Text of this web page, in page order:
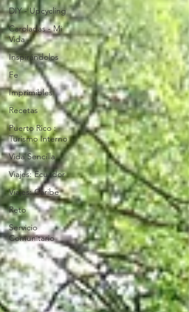
DIY - Upcycling
Caroladas - Mi
Vida
Inspirándolos
Fe
Imprimibles
Recetas
Puerto Rico :
Turismo Interno
Vida Sencilla
Viajes: Ecuador
Viajes: Caribe
Reto
Servicio
Comunitario